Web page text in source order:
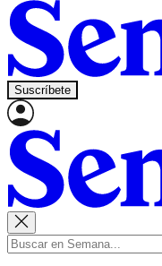
Suscríbete